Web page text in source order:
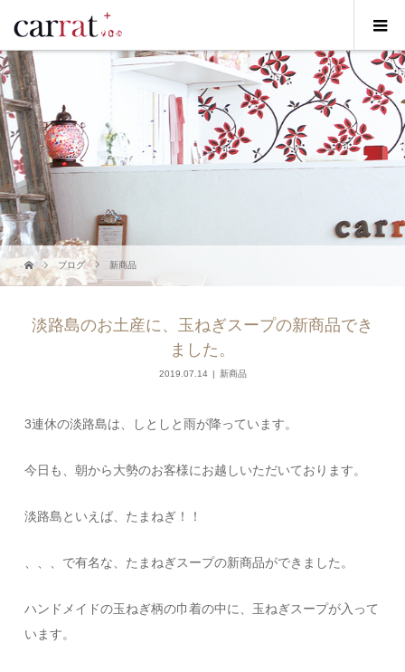
ブログ 新商品
淡路島のお土産に、玉ねぎスープの新商品でき
ました。
2019.07.14 新商品
3連休の淡路島は、しとしと雨が降っています。
今日も、朝から大勢のお客様にお越しいただいております。
淡路島といえば、たまねぎ！！
、、、で有名な、たまねぎスープの新商品ができました。
ハンドメイドの玉ねぎ柄の巾着の中に、玉ねぎスープが入って
います。